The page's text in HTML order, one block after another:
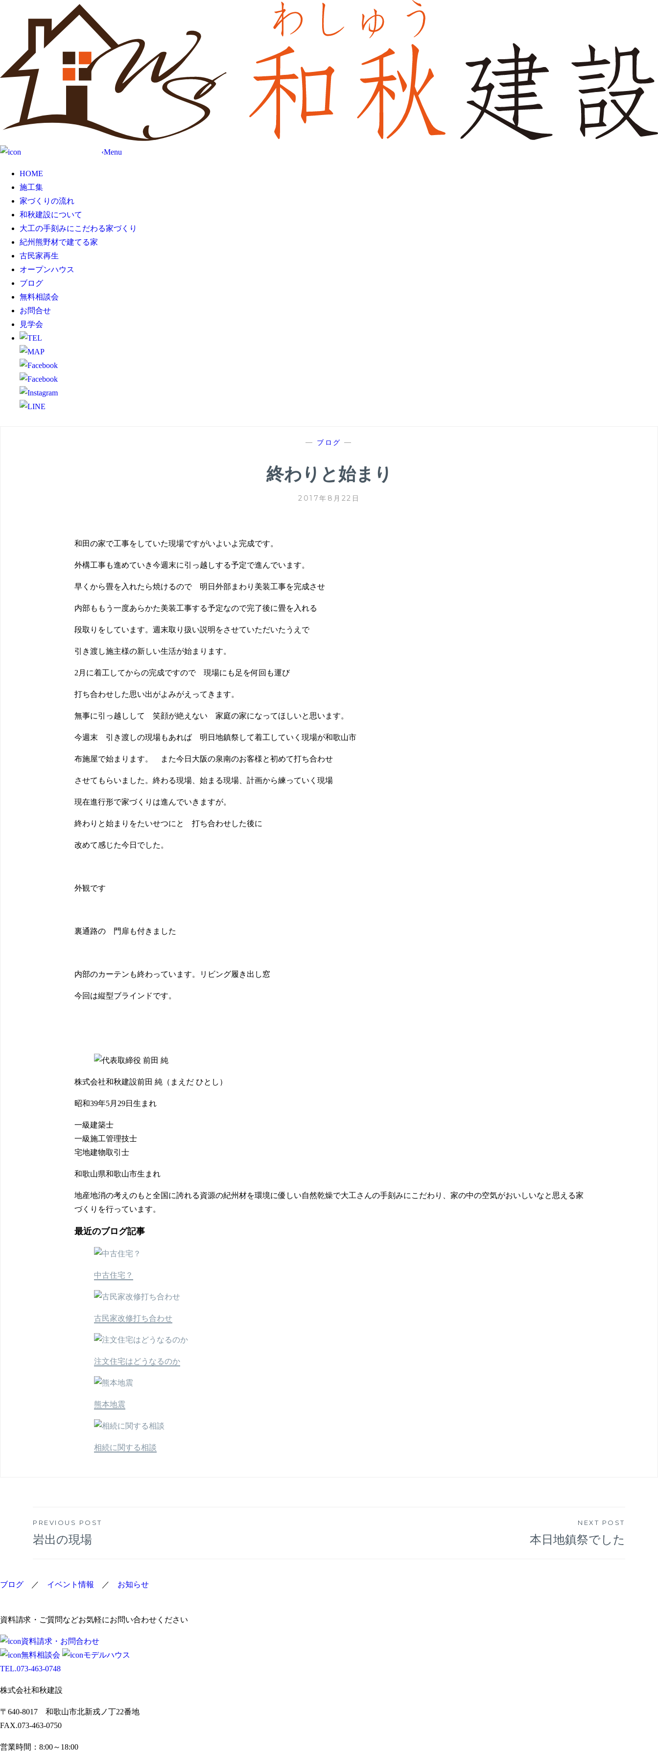
‹Menu
HOME
施工集
家づくりの流れ
和秋建設について
大工の手刻みにこだわる家づくり
紀州熊野材で建てる家
古民家再生
オープンハウス
ブログ
無料相談会
お問合せ
見学会
— ブログ —
終わりと始まり
2017年8月22日
和田の家で工事をしていた現場ですがいよいよ完成です。
外構工事も進めていき今週末に引っ越しする予定で進んでいます。
早くから畳を入れたら焼けるので 明日外部まわり美装工事を完成させ
内部ももう一度あらかた美装工事する予定なので完了後に畳を入れる
段取りをしています。週末取り扱い説明をさせていただいたうえで
引き渡し施主様の新しい生活が始まります。
2月に着工してからの完成ですので 現場にも足を何回も運び
打ち合わせした思い出がよみがえってきます。
無事に引っ越しして 笑顔が絶えない 家庭の家になってほしいと思います。
今週末 引き渡しの現場もあれば 明日地鎮祭して着工していく現場が和歌山市
布施屋で始まります。 また今日大阪の泉南のお客様と初めて打ち合わせ
させてもらいました。終わる現場、始まる現場、計画から練っていく現場
現在進行形で家づくりは進んでいきますが。
終わりと始まりをたいせつにと 打ち合わせした後に
改めて感じた今日でした。
外観です
裏通路の 門扉も付きました
内部のカーテンも終わっています。リビング履き出し窓
今回は縦型ブラインドです。
株式会社和秋建設前田 純 （まえだ ひとし）
昭和39年5月29日生まれ
一級建築士
一級施工管理技士
宅地建物取引士
和歌山県和歌山市生まれ
地産地消の考えのもと全国に誇れる資源の紀州材を環境に優しい自然乾燥で大工さんの手刻みにこだわり、家の中の空気がおいしいなと思える家
づくりを行っています。
最近のブログ記事
中古住宅？
古民家改修打ち合わせ
注文住宅はどうなるのか
熊本地震
相続に関する相談
投
稿
ビ
シ
ョ
ン
PREVIOUS POST
岩出の現場
NEXT POST
本日地鎮祭でした
ブログ ／ イベント情報 ／ お知らせ
資料請求・ご質問などお気軽にお問い合わせください
資料請求・お問合わせ
無料相談会
モデルハウス
TEL.073-463-0748
株式会社和秋建設
〒640-8017 和歌山市北新戎ノ丁22番地
FAX.073-463-0750
営業時間：8:00～18:00